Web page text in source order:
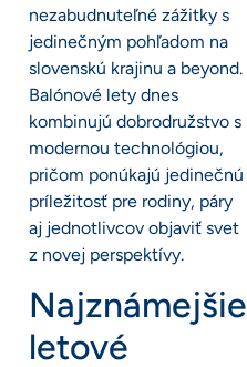
nezabudnuteľné zážitky s
jedinečným pohľadom na
slovenskú krajinu a beyond.
Balónové lety dnes
kombinujú dobrodružstvo s
modernou technológiou,
pričom ponúkajú jedinečnú
príležitosť pre rodiny, páry
aj jednotlivcov objaviť svet
z novej perspektívy.
Najznámejšie
letové